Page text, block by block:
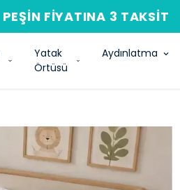
PEŞIN FIYATINA 3 TAKSIT
Yatak
Örtüsü
Aydınlatma